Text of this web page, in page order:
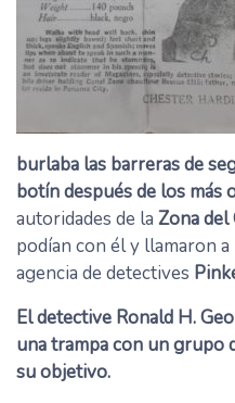
burlaba las barreras de
botín después de los más
autoridades de la Zona del
podían con él y llamaron a
agencia de detectives
El detective Ronald H.
una trampa con un
su objetivo.